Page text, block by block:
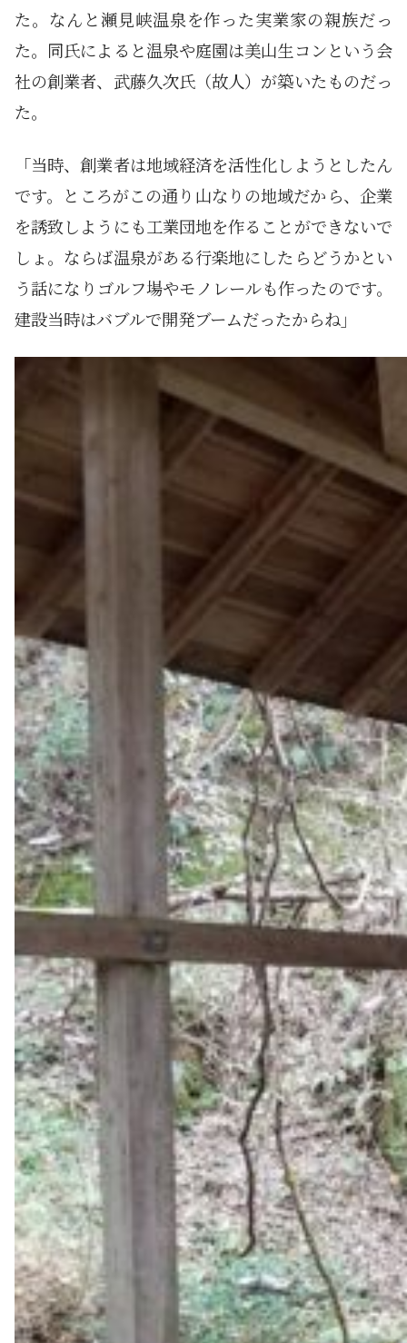
た。なんと瀬見峡温泉を作った実業家の親族だっ
た。同氏によると温泉や庭園は美山生コンという会
社の創業者、武藤久次氏（故人）が築いたものだっ
た。
「当時、創業者は地域経済を活性化しようとしたん
です。ところがこの通り山なりの地域だから、企業
を誘致しようにも工業団地を作ることができないで
しょ。ならば温泉がある行楽地にしたらどうかとい
う話になりゴルフ場やモノレールも作ったのです。
建設当時はバブルで開発ブームだったからね」